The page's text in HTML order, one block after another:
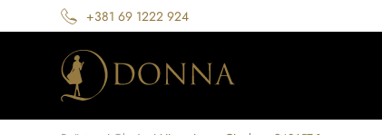
+381 69 1222 924